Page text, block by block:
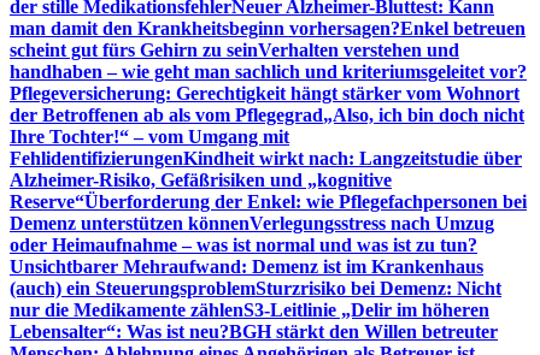
der stille MedikationsfehlerNeuer Alzheimer-Bluttest: Kann
man damit den Krankheitsbeginn vorhersagen?Enkel betreuen
scheint gut fürs Gehirn zu seinVerhalten verstehen und
handhaben – wie geht man sachlich und kriteriumsgeleitet vor?
Pflegeversicherung: Gerechtigkeit hängt stärker vom Wohnort
der Betroffenen ab als vom Pflegegrad„Also, ich bin doch nicht
Ihre Tochter!“ – vom Umgang mit
FehlidentifizierungenKindheit wirkt nach: Langzeitstudie über
Alzheimer-Risiko, Gefäßrisiken und „kognitive
Reserve“Überforderung der Enkel: wie Pflegefachpersonen bei
Demenz unterstützen könnenVerlegungsstress nach Umzug
oder Heimaufnahme – was ist normal und was ist zu tun?
Unsichtbarer Mehraufwand: Demenz ist im Krankenhaus
(auch) ein SteuerungsproblemSturzrisiko bei Demenz: Nicht
nur die Medikamente zählenS3-Leitlinie „Delir im höheren
Lebensalter“: Was ist neu?BGH stärkt den Willen betreuter